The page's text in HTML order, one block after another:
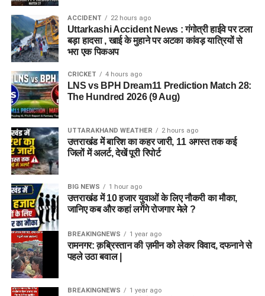
ACCIDENT 22 hours ago
Uttarkashi Accident News : गंगोत्री हाईवे पर टला
बड़ा हादसा , खाई के मुहाने पर अटका कांवड़ यात्रियों से
भरा एक पिकअप
CRICKET 4 hours ago
LNS vs BPH Dream11 Prediction Match 28:
The Hundred 2026 (9 Aug)
UTTARAKHAND WEATHER 2 hours ago
उत्तराखंड में बारिश का कहर जारी, 11 अगस्त तक कई
जिलों में अलर्ट, देखें पूरी रिपोर्ट
BIG NEWS 1 hour ago
उत्तराखंड में 10 हजार युवाओं के लिए नौकरी का मौका,
जानिए कब और कहां लगेंगे रोजगार मेले ?
BREAKINGNEWS 1 year ago
रामनगर: क़ब्रिस्तान की ज़मीन को लेकर विवाद, दफनाने से
पहले उठा बवाल |
BREAKINGNEWS 1 year ago